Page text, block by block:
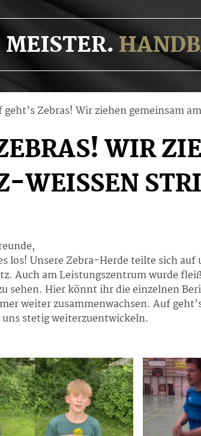
MEISTER.
geht’s Zebras! Wir ziehen gemeinsam
WIR
los! Unsere Zebra-Herde teilte sich
Auch am Leistungszentrum wurde
sehen. Hier könnt ihr die einzelnen
weiter zusammenwachsen. Auf
stetig weiterzuentwickeln.